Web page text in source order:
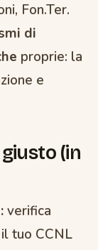
Fon.Ter.
di
proprie: la
e
(in
verifica
tuo CCNL